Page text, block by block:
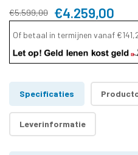
€5.599,00 €4.259,00
Of betaal in termijnen vanaf
Specificaties
Leverinformatie